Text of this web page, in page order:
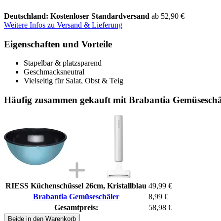
Deutschland: Kostenloser Standardversand ab 52,90 €
Weitere Infos zu Versand & Lieferung
Eigenschaften und Vorteile
Stapelbar & platzsparend
Geschmacksneutral
Vielseitig für Salat, Obst & Teig
Häufig zusammen gekauft mit Brabantia
RIESS Küchenschüssel 26cm, Kristallblau 49,99 €
Brabantia Gemüseschäler
8,99 €
Gesamtpreis:
58,98 €
Beide in den Warenkorb